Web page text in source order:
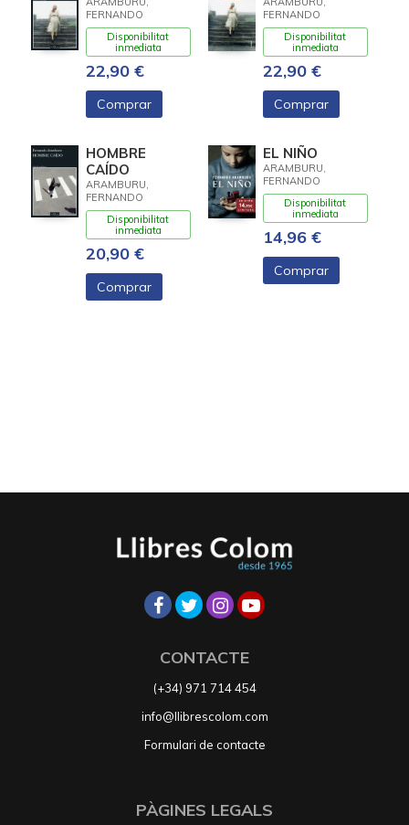
FERNANDO
Disponibilitat
inmediata
22,90 €
Comprar
FERNANDO
Disponibilitat
inmediata
22,90 €
Comprar
HOMBRE
CAÍDO
ARAMBURU,
FERNANDO
Disponibilitat
inmediata
20,90 €
Comprar
EL NIÑO
ARAMBURU,
FERNANDO
Disponibilitat
inmediata
14,96 €
Comprar
CONTACTE
(+34) 971 714 454
info@llibrescolom.com
Formulari de contacte
PÀGINES LEGALS